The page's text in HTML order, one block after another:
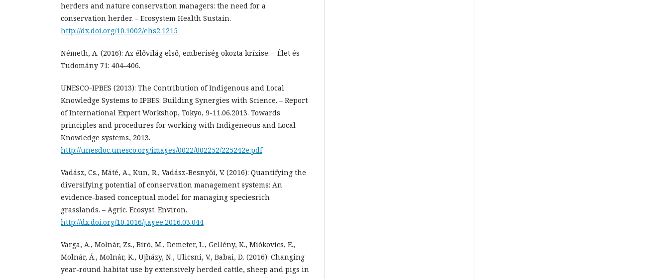
herders and nature conservation managers: the need for a
conservation herder. – Ecosystem Health Sustain.
http://dx.doi.org/10.1002/ehs2.1215
Németh, A. (2016): Az élővilág első, emberiség okozta krízise. – Élet és
Tudomány 71: 404–406.
UNESCO-IPBES (2013): The Contribution of Indigenous and Local
Knowledge Systems to IPBES: Building Synergies with Science. – Report
of International Expert Workshop, Tokyo, 9-11.06.2013. Towards
principles and procedures for working with Indigeneous and Local
Knowledge systems, 2013.
http://unesdoc.unesco.org/images/0022/002252/225242e.pdf
Vadász, Cs., Máté, A., Kun, R., Vadász-Besnyői, V. (2016): Quantifying the
diversifying potential of conservation management systems: An
evidence-based conceptual model for managing speciesrich
grasslands. – Agric. Ecosyst. Environ.
http://dx.doi.org/10.1016/j.agee.2016.03.044
Varga, A., Molnár, Zs., Biró, M., Demeter, L., Gellény, K., Miókovics, E.,
Molnár, Á., Molnár, K., Ujházy, N., Ulicsni, V., Babai, D. (2016): Changing
year-round habitat use by extensively herded cattle, sheep and pigs in